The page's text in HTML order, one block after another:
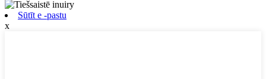
Sūtīt e -pastu
x